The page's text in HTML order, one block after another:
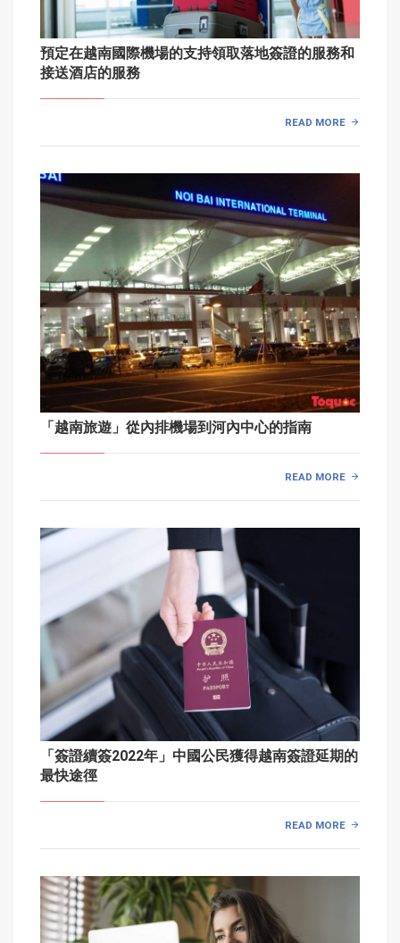
預定在越南國際機場的支持領取落地簽證的服務和
接送酒店的服務
READ MORE
「越南旅遊」從內排機場到河內中心的指南
READ MORE
「簽證續簽2022年」中國公民獲得越南簽證延期的
最快途徑
READ MORE